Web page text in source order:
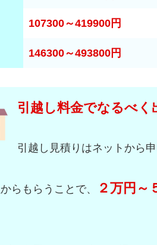
107300～419900円
146300～493800円
引越し料金でなるべ
引越し見積りはネットから
らもらうことで、
２万円～